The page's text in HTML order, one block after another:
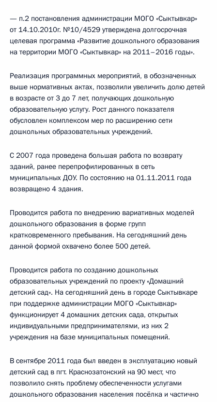
— п.2 постановления администрации МОГО «Сыктывкар»
от 14.10.2010г. №10/4529 утверждена долгосрочная
целевая программа «Развитие дошкольного образования
на территории МОГО «Сыктывкар» на 2011–2016 годы».
Реализация программных мероприятий, в обозначенных
выше нормативных актах, позволили увеличить долю детей
в возрасте от 3 до 7 лет, получающих дошкольную
образовательную услугу. Рост данного показателя
обусловлен комплексом мер по расширению сети
дошкольных образовательных учреждений.
С 2007 года проведена большая работа по возврату
зданий, ранее перепрофилированных в сеть
муниципальных ДОУ. По состоянию на 01.11.2011 года
возвращено 4 здания.
Проводится работа по внедрению вариативных моделей
дошкольного образования в форме групп
кратковременного пребывания. На сегодняшний день
данной формой охвачено более 500 детей.
Проводится работа по созданию дошкольных
образовательных учреждений по проекту «Домашний
детский сад». На сегодняшний день в городе Сыктывкаре
при поддержке администрации МОГО «Сыктывкар»
функционирует 4 домашних детских сада, открытых
индивидуальными предпринимателями, из них 2
учреждения на базе муниципальных помещений.
В сентябре 2011 года был введен в эксплуатацию новый
детский сад в пгт. Краснозатонский на 90 мест, что
позволило снять проблему обеспеченности услугами
дошкольного образования населения посёлка и частично